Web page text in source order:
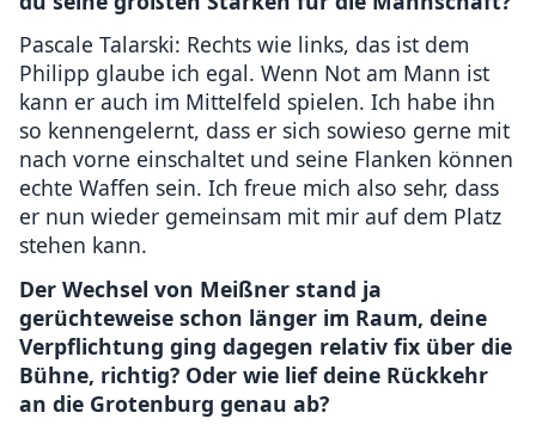
Pascale Talarski: Rechts wie links, das ist dem
Philipp glaube ich egal. Wenn Not am Mann ist
kann er auch im Mittelfeld spielen. Ich habe ihn
so kennengelernt, dass er sich sowieso gerne mit
nach vorne einschaltet und seine Flanken können
echte Waffen sein. Ich freue mich also sehr, dass
er nun wieder gemeinsam mit mir auf dem Platz
stehen kann.
Der Wechsel von Meißner stand ja
gerüchteweise schon länger im Raum, deine
Verpflichtung ging dagegen relativ fix über die
Bühne, richtig? Oder wie lief deine Rückkehr
an die Grotenburg genau ab?